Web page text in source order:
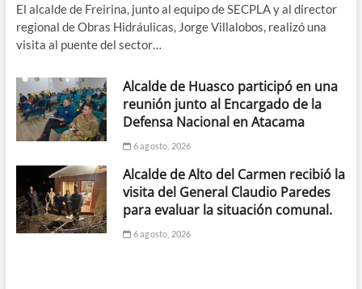
El alcalde de Freirina, junto al equipo de SECPLA y al director
regional de Obras Hidráulicas, Jorge Villalobos, realizó una
visita al puente del sector…
Alcalde de Huasco participó en una
reunión junto al Encargado de la
Defensa Nacional en Atacama
6 agosto, 2026
Alcalde de Alto del Carmen recibió la
visita del General Claudio Paredes
para evaluar la situación comunal.
6 agosto, 2026